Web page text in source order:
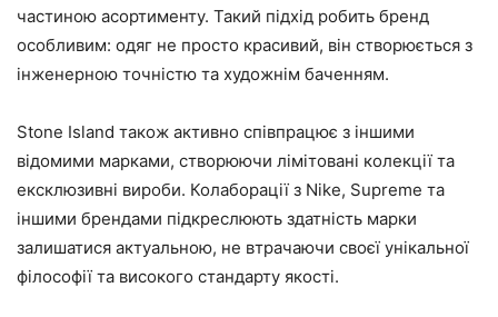
частиною асортименту. Такий підхід робить бренд
особливим: одяг не просто красивий, він створюється з
інженерною точністю та художнім баченням.
Stone Island також активно співпрацює з іншими
відомими марками, створюючи лімітовані колекції та
ексклюзивні вироби. Колаборації з Nike, Supreme та
іншими брендами підкреслюють здатність марки
залишатися актуальною, не втрачаючи своєї унікальної
філософії та високого стандарту якості.